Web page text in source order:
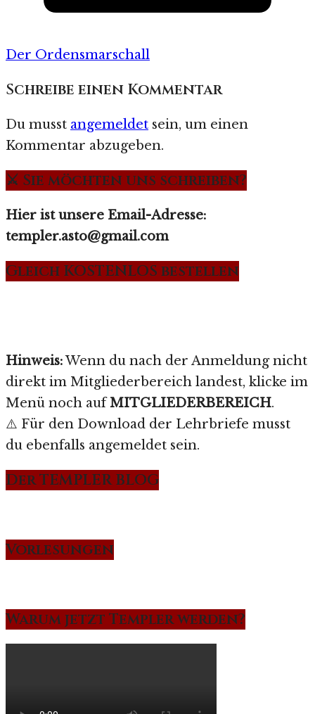
Der Ordensmarschall
Schreibe einen Kommentar
Du musst angemeldet sein, um einen
Kommentar abzugeben.
⚔️ Sie möchten uns schreiben?
Hier ist unsere Email-Adresse:
templer.asto@gmail.com
Gleich KOSTENLOS bestellen
Hinweis:Wenn du nach der Anmeldung nicht
direkt im Mitgliederbereich landest, klicke im
Menü noch aufMITGLIEDERBEREICH.
⚠️ Für den Download der Lehrbriefe musst
du ebenfalls angemeldet sein.
Der TEMPLER BLOG
Vorlesungen
Warum jetzt Templer werden?